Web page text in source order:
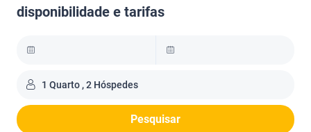
disponibilidade e tarifas
1 Quarto , 2 Hóspedes
Pesquisar